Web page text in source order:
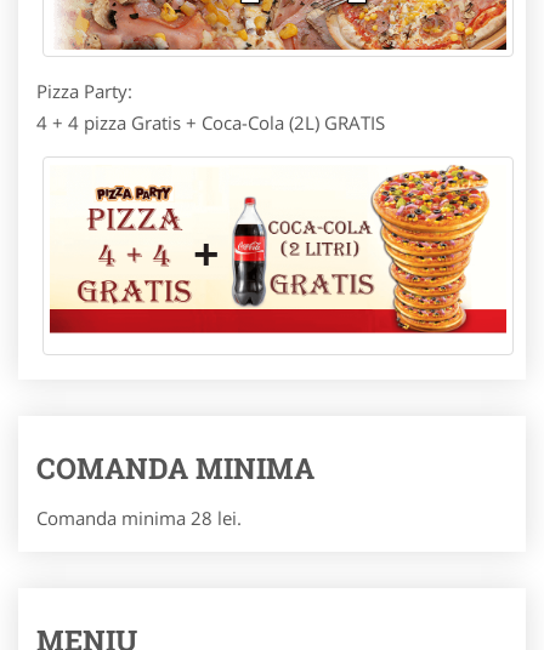
Pizza Party:
4 + 4 pizza Gratis + Coca-Cola (2L) GRATIS
COMANDA MINIMA
Comanda minima 28 lei.
MENIU